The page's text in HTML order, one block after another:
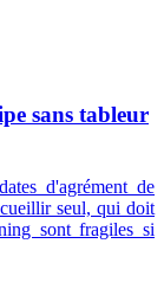
sans tableur
d'agrément de
seul, qui doit
sont fragiles si